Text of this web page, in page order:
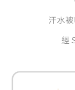
汗水
經